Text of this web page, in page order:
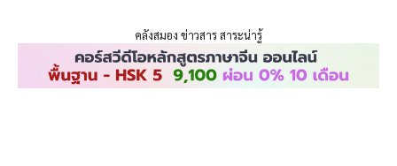
คลังสมอง ข่าวสาร สาระน่ารู้